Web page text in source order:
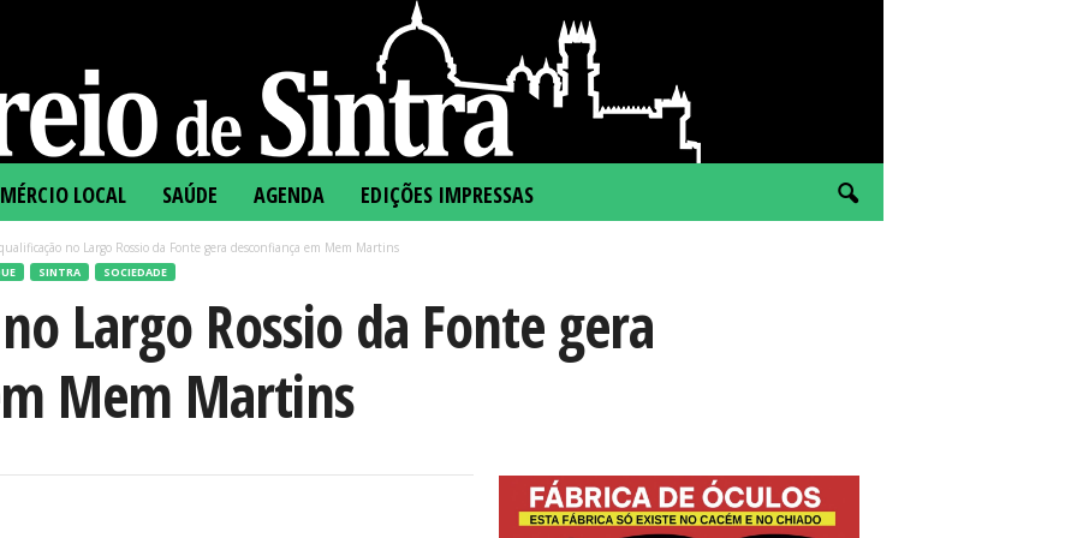
LOCAL SAÚDE AGENDA EDIÇÕES IMPRESSAS
no Largo Rossio da Fonte gera desconfiança em Mem Martins
SINTRA SOCIEDADE
Largo Rossio da Fonte gera
Mem Martins